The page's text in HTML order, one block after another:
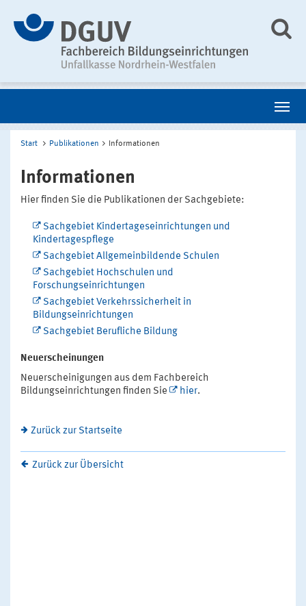
Start Publikationen Informationen
Informationen
Hier finden Sie die Publikationen der Sachgebiete:
Sachgebiet Kindertageseinrichtungen und
Kindertagespflege
Sachgebiet Allgemeinbildende Schulen
Sachgebiet Hochschulen und
Forschungseinrichtungen
Sachgebiet Verkehrssicherheit in
Bildungseinrichtungen
Sachgebiet Berufliche Bildung
Neuerscheinungen
Neuerscheinigungen aus dem Fachbereich
Bildungseinrichtungen finden Sie
hier.
Zurück zur Startseite
Zurück zur Übersicht